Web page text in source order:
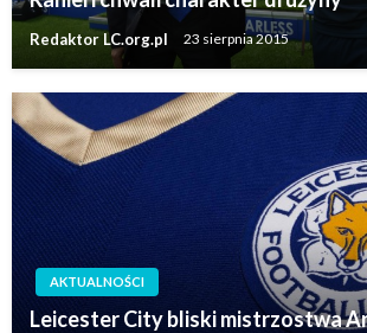
Redaktor LC.org.pl 23 sierpnia 2015
AKTUALNOŚCI
Leicester City bliski mistrzostwa